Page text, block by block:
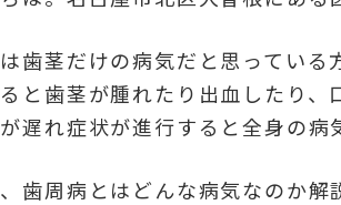
歯茎だけの病気だと思ってい
と歯茎が腫れたり出血したり
遅れ症状が進行すると全身の病
歯周病とはどんな病気なのか